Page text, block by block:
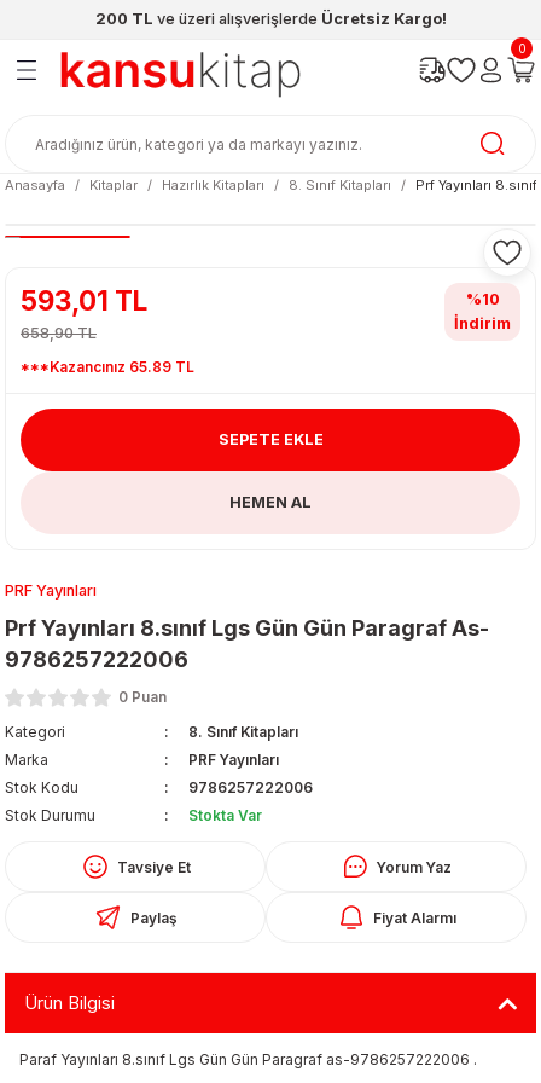
200 TL ve üzeri alışverişlerde Ücretsiz Kargo!
Geri Dön
Geri Dön
& Matara
Geri Dön
Geri Dön
/ Kutu Oyunlar
Geri Dön
Geri Dön
0
Anasayfa Kitaplar Hazırlık Kitapları 8. Sınıf Kitapları Prf Yayınları
PRF Yayınları
Prf Yayınları 8.sınıf Lgs Gün Gün Paragraf As-
9786257222006
0 Puan
Kategori
8. Sınıf Kitapları
Marka
PRF Yayınları
Stok Kodu
9786257222006
Stok Durumu
Stokta Var
Tavsiye Et Yorum Yaz
Paylaş Fiyat Alarmı
593,01 TL
658,90 TL
***Kazancınız 65.89 TL
%10
İndirim
SEPETE EKLE
HEMEN AL
Ürün Bilgisi
Paraf Yayınları 8.sınıf Lgs Gün Gün Paragraf as-9786257222006 .